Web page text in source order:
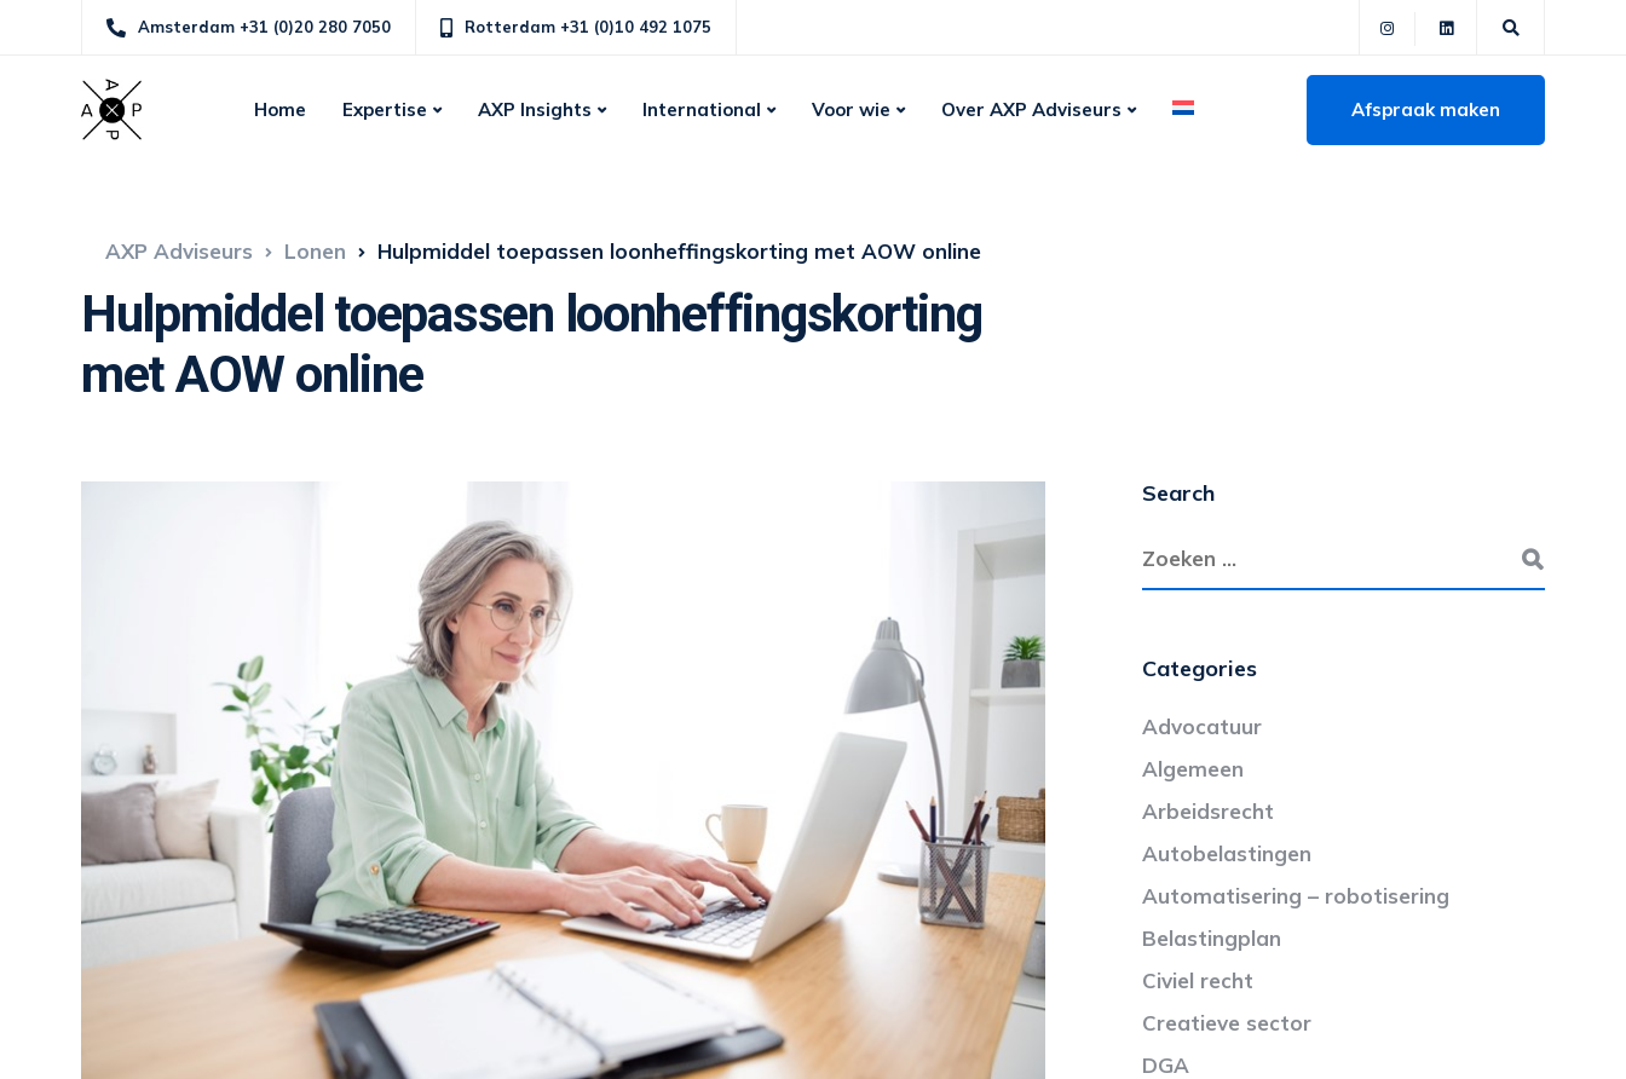
Amsterdam +31 (0)20 280 7050 Rotterdam +31 (0)10 492 1075
Home Expertise AXP Insights International Voor wie Over AXP Adviseurs Afspraak maken
AXP Adviseurs Lonen Hulpmiddel toepassen loonheffingskorting met AOW online
Hulpmiddel toepassen loonheffingskorting
met AOW online
Search
Categories
Advocatuur
Algemeen
Arbeidsrecht
Autobelastingen
Automatisering – robotisering
Belastingplan
Civiel recht
Creatieve sector
DGA